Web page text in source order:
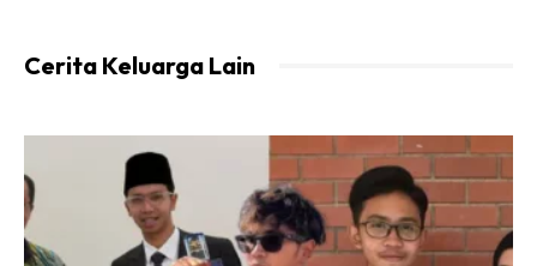
Cerita Keluarga Lain